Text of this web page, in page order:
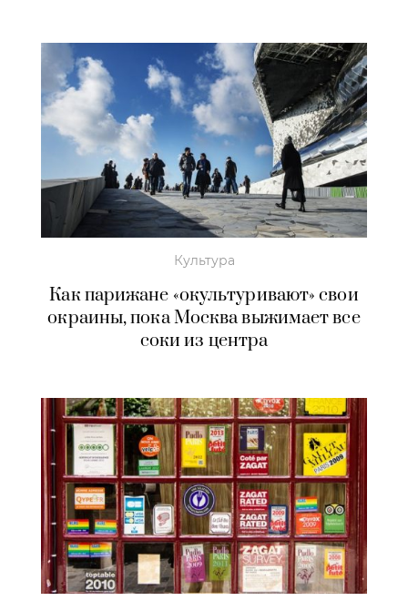
Культура
Как парижане «окультуривают» свои
окраины, пока Москва выжимает все
соки из центра